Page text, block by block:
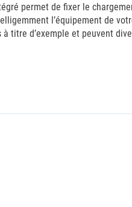
permet de fixer le
l’équipement de
titre d’exemple et peuvent